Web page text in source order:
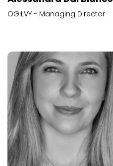
OGILVY - Managing Director